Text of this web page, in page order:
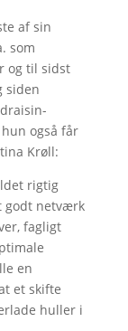
af sin
som
og til sidst
siden
også får
Krøll:
rigtig
godt netværk
fagligt
en
et skifte
huller i